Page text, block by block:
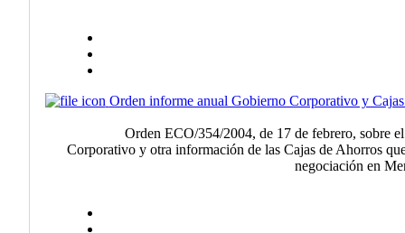
Orden informe anual Gobierno Corporativo y
Orden ECO/354/2004, de 17 de febrero, sobre
Corporativo y otra información de las Cajas de Ahorros
negociación en